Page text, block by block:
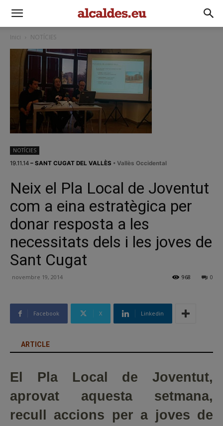
Inici NOTÍCIES
NOTÍCIES
19.11.14 – SANT CUGAT DEL VALLÈS • Vallès Occidental
Neix el Pla Local de Joventut
com a eina estratègica per
donar resposta a les
necessitats dels i les joves de
Sant Cugat
novembre 19, 2014 0
968
Facebook X Linkedin
ARTICLE
El Pla Local de Joventut,
aprovat aquesta setmana,
recull accions per a joves de